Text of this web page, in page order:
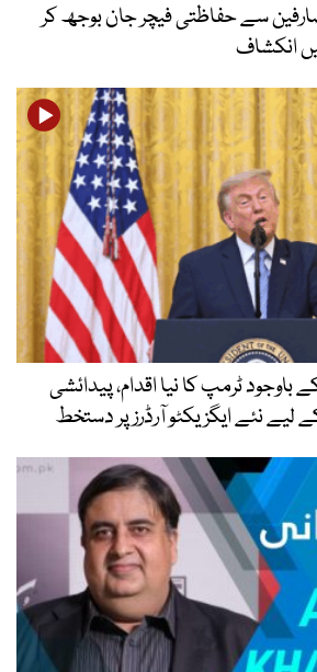
سے حفاظتی فیچر جان بوجھ کر
انکشاف
ٹرمپ کا نیا اقدام، پیدائشی
نئے ایگزیکٹو آرڈرز پر دستخط